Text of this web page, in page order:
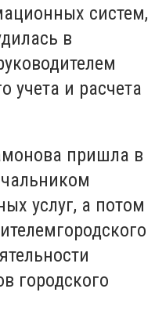
систем,
в
учета и расчета
пришла в
услуг, а потом
городского
городского